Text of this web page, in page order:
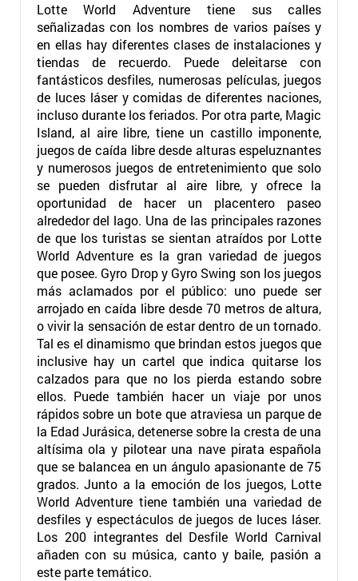
Lotte World Adventure tiene sus calles
señalizadas con los nombres de varios países y
en ellas hay diferentes clases de instalaciones y
tiendas de recuerdo. Puede deleitarse con
fantásticos desfiles, numerosas películas, juegos
de luces láser y comidas de diferentes naciones,
incluso durante los feriados. Por otra parte, Magic
Island, al aire libre, tiene un castillo imponente,
juegos de caída libre desde alturas espeluznantes
y numerosos juegos de entretenimiento que solo
se pueden disfrutar al aire libre, y ofrece la
oportunidad de hacer un placentero paseo
alrededor del lago. Una de las principales razones
de que los turistas se sientan atraídos por Lotte
World Adventure es la gran variedad de juegos
que posee. Gyro Drop y Gyro Swing son los juegos
más aclamados por el público: uno puede ser
arrojado en caída libre desde 70 metros de altura,
o vivir la sensación de estar dentro de un tornado.
Tal es el dinamismo que brindan estos juegos que
inclusive hay un cartel que indica quitarse los
calzados para que no los pierda estando sobre
ellos. Puede también hacer un viaje por unos
rápidos sobre un bote que atraviesa un parque de
la Edad Jurásica, detenerse sobre la cresta de una
altísima ola y pilotear una nave pirata española
que se balancea en un ángulo apasionante de 75
grados. Junto a la emoción de los juegos, Lotte
World Adventure tiene también una variedad de
desfiles y espectáculos de juegos de luces láser.
Los 200 integrantes del Desfile World Carnival
añaden con su música, canto y baile, pasión a
este parte temático.